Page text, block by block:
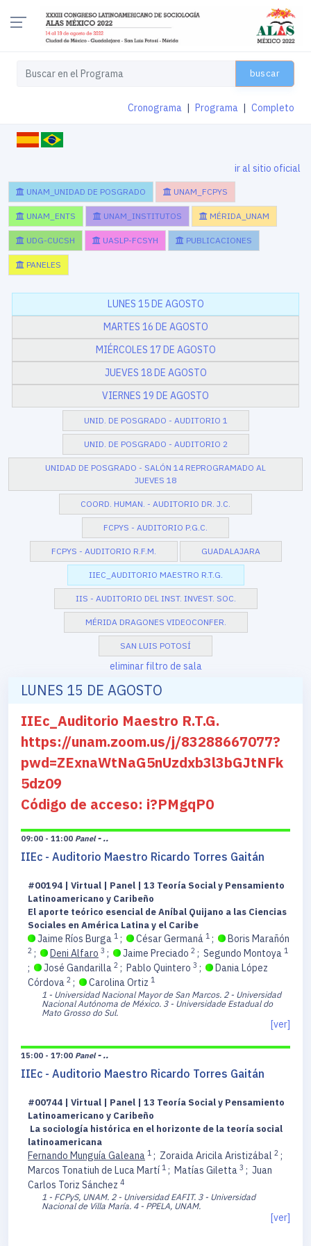
buscar
Cronograma Programa Completo
ir al sitio oficial
UNAM_UNIDAD DE POSGRADO UNAM_FCPYS
UNAM_ENTS UNAM_INSTITUTOS MÉRIDA_UNAM
UDG-CUCSH UASLP-FCSYH PUBLICACIONES
PANELES
LUNES 15 DE AGOSTO
MARTES 16 DE AGOSTO
MIÉRCOLES 17 DE AGOSTO
JUEVES 18 DE AGOSTO
VIERNES 19 DE AGOSTO
UNID. DE POSGRADO - AUDITORIO 1
UNID. DE POSGRADO - AUDITORIO 2
UNIDAD DE POSGRADO - SALÓN 14 REPROGRAMADO AL
JUEVES 18
COORD. HUMAN. - AUDITORIO DR. J.C.
FCPYS - AUDITORIO P.G.C.
FCPYS - AUDITORIO R.F.M. GUADALAJARA
IIEC_AUDITORIO MAESTRO R.T.G.
IIS - AUDITORIO DEL INST. INVEST. SOC.
MÉRIDA DRAGONES VIDEOCONFER.
SAN LUIS POTOSÍ
eliminar filtro de sala
LUNES 15 DE AGOSTO
IIEc_Auditorio Maestro R.T.G.
https://unam.zoom.us/j/83288667077?
pwd=ZExnaWtNaG5nUzdxb3l3bGJtNFk
5dz09
Código de acceso: i?PMgqP0
09:00 - 11:00 Panel - ..
IIEc - Auditorio Maestro Ricardo Torres Gaitán
#00194 | Virtual | Panel | 13 Teoría Social y Pensamiento
Latinoamericano y Caribeño
El aporte teórico esencial de Aníbal Quijano a las Ciencias
Sociales en América Latina y el Caribe
Jaime Ríos Burga 1 ; César Germaná 1 ; Boris Marañón
2 ; Deni Alfaro 3 ; Jaime Preciado 2 ; Segundo Montoya 1
; José Gandarilla 2 ; Pablo Quintero 3 ;
Dania López
Córdova 2 ; Carolina Ortiz 1
1 - Universidad Nacional Mayor de San Marcos. 2 - Universidad
Nacional Autónoma de México. 3 - Universidade Estadual do
Mato Grosso do Sul.
[ver]
15:00 - 17:00 Panel - ..
IIEc - Auditorio Maestro Ricardo Torres Gaitán
#00744 | Virtual | Panel | 13 Teoría Social y Pensamiento
Latinoamericano y Caribeño
La sociología histórica en el horizonte de la teoría social
latinoamericana
Fernando Munguía Galeana 1 ; Zoraida Aricila Aristizábal 2 ;
Marcos Tonatiuh de Luca Martí 1 ; Matías Giletta 3 ; Juan
Carlos Toriz Sánchez 4
1 - FCPyS, UNAM. 2 - Universidad EAFIT. 3 - Universidad
Nacional de Villa María. 4 - PPELA, UNAM.
[ver]